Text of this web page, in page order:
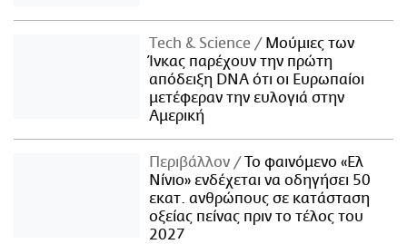
Τech & Science
Μούμιες των
Ίνκας παρέχουν την πρώτη
απόδειξη DNA ότι οι Ευρωπαίοι
μετέφεραν την ευλογιά στην
Αμερική
Περιβάλλον
Το φαινόμενο «Ελ
Νίνιο» ενδέχεται να οδηγήσει 50
εκατ. ανθρώπους σε κατάσταση
οξείας πείνας πριν το τέλος του
2027